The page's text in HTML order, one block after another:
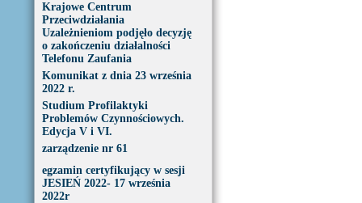
Krajowe Centrum
Przeciwdziałania
Uzależnieniom podjęło decyzję
o zakończeniu działalności
Telefonu Zaufania
Komunikat z dnia 23 września
2022 r.
Studium Profilaktyki
Problemów Czynnościowych.
Edycja V i VI.
zarządzenie nr 61
egzamin certyfikujący w sesji
JESIEŃ 2022- 17 września
2022r